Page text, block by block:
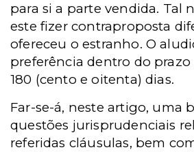
para si a parte vendida. Tal
este fizer contraproposta
ofereceu o estranho. O
preferência dentro do
180 (cento e oitenta) dias.
Far-se-á, neste artigo, uma
questões jurisprudenciais
referidas cláusulas, bem